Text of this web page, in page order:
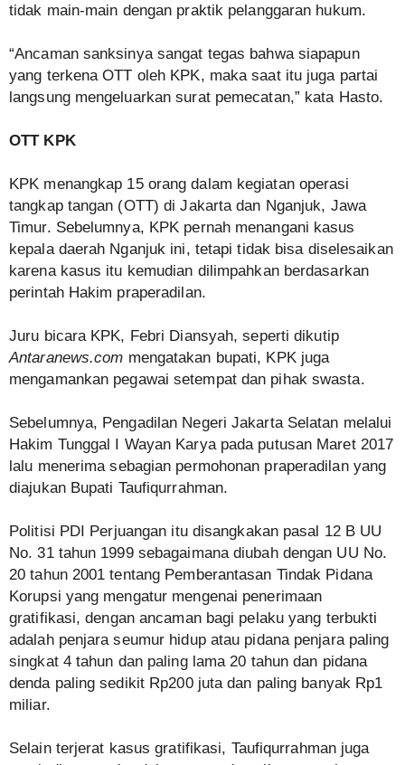
tidak main-main dengan praktik pelanggaran hukum.
“Ancaman sanksinya sangat tegas bahwa siapapun
yang terkena OTT oleh KPK, maka saat itu juga partai
langsung mengeluarkan surat pemecatan,” kata Hasto.
OTT KPK
KPK menangkap 15 orang dalam kegiatan operasi
tangkap tangan (OTT) di Jakarta dan Nganjuk, Jawa
Timur. Sebelumnya, KPK pernah menangani kasus
kepala daerah Nganjuk ini, tetapi tidak bisa diselesaikan
karena kasus itu kemudian dilimpahkan berdasarkan
perintah Hakim praperadilan.
Juru bicara KPK, Febri Diansyah, seperti dikutip
Antaranews.com mengatakan bupati, KPK juga
mengamankan pegawai setempat dan pihak swasta.
Sebelumnya, Pengadilan Negeri Jakarta Selatan melalui
Hakim Tunggal I Wayan Karya pada putusan Maret 2017
lalu menerima sebagian permohonan praperadilan yang
diajukan Bupati Taufiqurrahman.
Politisi PDI Perjuangan itu disangkakan pasal 12 B UU
No. 31 tahun 1999 sebagaimana diubah dengan UU No.
20 tahun 2001 tentang Pemberantasan Tindak Pidana
Korupsi yang mengatur mengenai penerimaan
gratifikasi, dengan ancaman bagi pelaku yang terbukti
adalah penjara seumur hidup atau pidana penjara paling
singkat 4 tahun dan paling lama 20 tahun dan pidana
denda paling sedikit Rp200 juta dan paling banyak Rp1
miliar.
Selain terjerat kasus gratifikasi, Taufiqurrahman juga